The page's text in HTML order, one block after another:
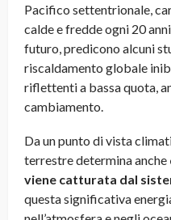
Pacifico settentrionale,
calde e fredde ogni 20
futuro, predicono alcuni
riscaldamento globale
riflettenti a bassa quota,
cambiamento.
Da un punto di vista
terrestre determina anche
viene catturata dal
questa significativa